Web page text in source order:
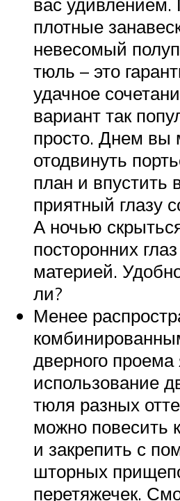
плотные
невесомый
тюль – это
удачное
вариант так
просто. Днем вы
отодвинуть
план и впустить
приятный глазу
А ночью
посторонних
материей.
ли?
Менее
дверного проема
использование
тюля разных
можно повесить
и закрепить с
шторных
перетяжечек.